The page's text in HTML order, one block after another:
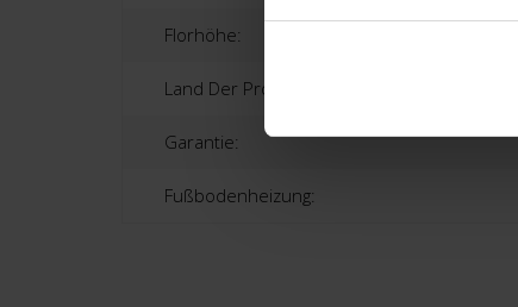
Florhöhe:
Land Der Produktion:
Garantie:
Fußbodenheizung: